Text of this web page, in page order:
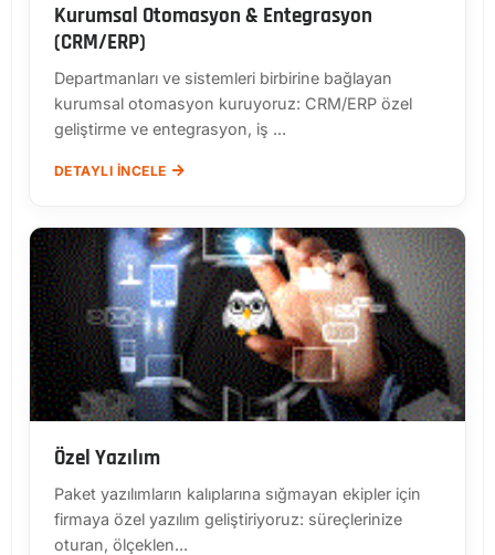
Kurumsal Otomasyon & Entegrasyon
(CRM/ERP)
Departmanları ve sistemleri birbirine bağlayan
kurumsal otomasyon kuruyoruz: CRM/ERP özel
geliştirme ve entegrasyon, iş ...
DETAYLI İNCELE
Özel Yazılım
Paket yazılımların kalıplarına sığmayan ekipler için
firmaya özel yazılım geliştiriyoruz: süreçlerinize
oturan, ölçeklen...